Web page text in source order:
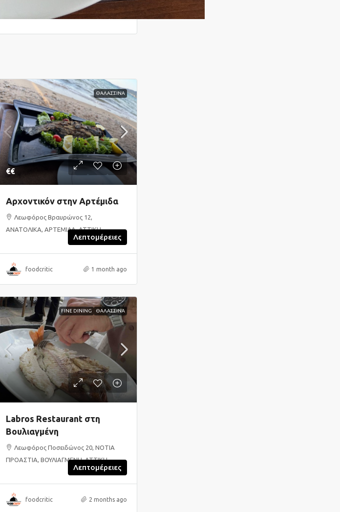
ΘΑΛΑΣΣΙΝΑ
€€
Αρχοντικόν στην Αρτέμιδα
Λεωφόρος Βραυρώνος 12,
ΑΝΑΤΟΛΙΚΑ, ΑΡΤΕΜΙΔΑ, ΑΤΤΙΚΗ
Λεπτομέρειες
foodcritic 1 month ago
FINE DINING ΘΑΛΑΣΣΙΝΑ
Labros Restaurant στη
Βουλιαγμένη
Λεωφόρος Ποσειδώνος 20, ΝΟΤΙΑ
ΠΡΟΑΣΤΙΑ, ΒΟΥΛΙΑΓΜΕΝΗ, ΑΤΤΙΚΗ
Λεπτομέρειες
foodcritic 2 months ago